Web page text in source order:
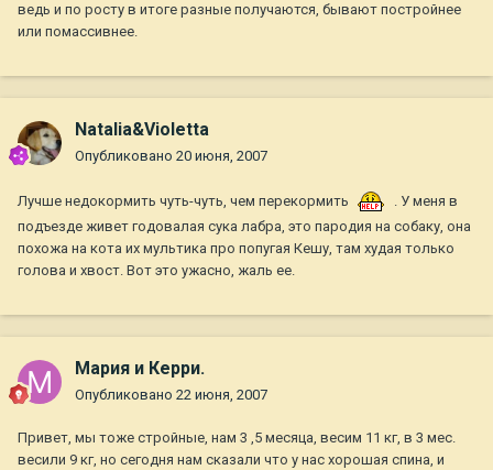
ведь и по росту в итоге разные получаются, бывают постройнее
или помассивнее.
Natalia&Violetta
Опубликовано 20 июня, 2007
Лучше недокормить чуть-чуть, чем перекормить
. У меня в
подъезде живет годовалая сука лабра, это пародия на собаку, она
похожа на кота их мультика про попугая Кешу, там худая только
голова и хвост. Вот это ужасно, жаль ее.
Мария и Керри.
Опубликовано 22 июня, 2007
Привет, мы тоже стройные, нам 3 ,5 месяца, весим 11 кг, в 3 мес.
весили 9 кг, но сегодня нам сказали что у нас хорошая спина, и